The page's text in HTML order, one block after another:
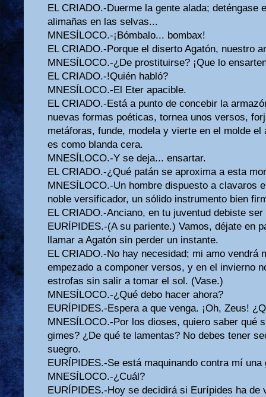
EL CRIADO.-Duerme la gente alada; deténgase
alimañas en las selvas...
MNESÍLOCO.-¡Bómbalo... bombax!
EL CRIADO.-Porque el diserto Agatón, nuestro
MNESÍLOCO.-¿De prostituirse? ¡Que lo
EL CRIADO.-!Quién habló?
MNESÍLOCO.-El Eter apacible.
EL CRIADO.-Está a punto de concebir la
nuevas formas poéticas, tornea unos versos,
metáforas, funde, modela y vierte en el molde el
es como blanda cera.
MNESÍLOCO.-Y se deja... ensartar.
EL CRIADO.-¿Qué patán se aproxima a esta
MNESÍLOCO.-Un hombre dispuesto a clavaros
noble versificador, un sólido instrumento bien
EL CRIADO.-Anciano, en tu juventud debiste
EURÍPIDES.-(A su pariente.) Vamos, déjate en
llamar a Agatón sin perder un instante.
EL CRIADO.-No hay necesidad; mi amo vendrá
empezado a componer versos, y en el invierno
estrofas sin salir a tomar el sol. (Vase.)
MNESÍLOCO.-¿Qué debo hacer ahora?
EURÍPIDES.-Espera a que venga. ¡Oh, Zeus!
MNESÍLOCO.-Por los dioses, quiero saber qué
gimes? ¿De qué te lamentas? No debes tener
suegro.
EURÍPIDES.-Se está maquinando contra mí una
MNESÍLOCO.-¿Cuál?
EURÍPIDES.-Hoy se decidirá si Eurípides ha de